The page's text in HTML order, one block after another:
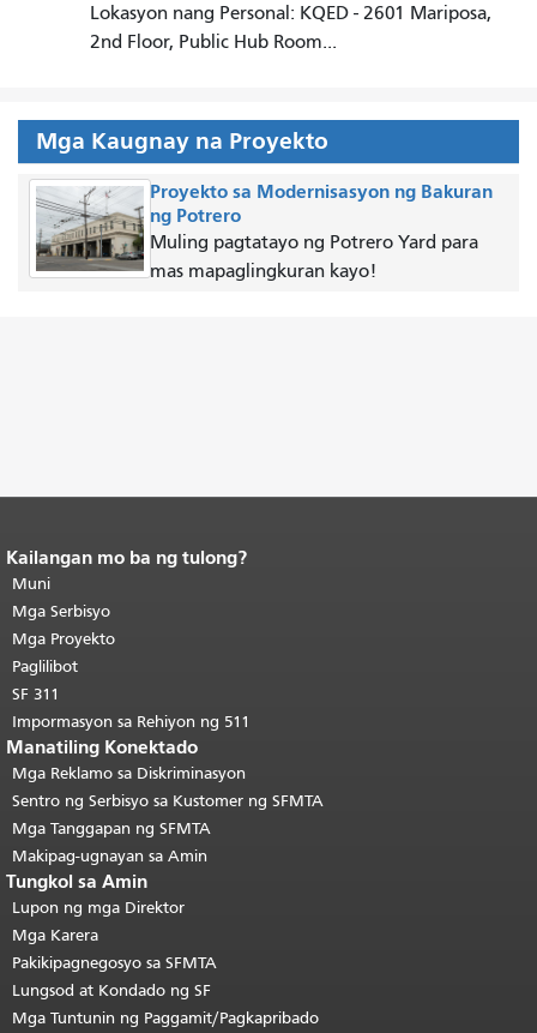
Lokasyon nang Personal: KQED - 2601 Mariposa,
2nd Floor, Public Hub Room...
Mga Kaugnay na Proyekto
Proyekto sa Modernisasyon ng Bakuran
ng Potrero
Muling pagtatayo ng Potrero Yard para
mas mapaglingkuran kayo!
Katapusan ng nilalaman ng
pahina.
pahinang ito ay nauulit sa bawat
pahina.Bumalik sa tuktok ng
pangunahing nilalaman
Kailangan mo ba ng tulong?
Muni
Mga Serbisyo
Mga Proyekto
Paglilibot
SF 311
Impormasyon sa Rehiyon ng 511
Manatiling Konektado
Mga Reklamo sa Diskriminasyon
Sentro ng Serbisyo sa Kustomer ng SFMTA
Mga Tanggapan ng SFMTA
Makipag-ugnayan sa Amin
Tungkol sa Amin
Lupon ng mga Direktor
Mga Karera
Pakikipagnegosyo sa SFMTA
Lungsod at Kondado ng SF
Mga Tuntunin ng Paggamit/Pagkapribado